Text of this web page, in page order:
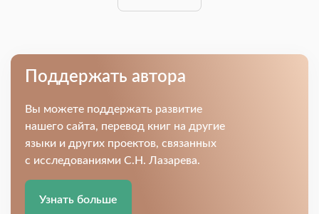
Поддержать автора
Вы можете поддержать развитие
нашего сайта, перевод книг на другие
языки и других проектов, связанных
с исследованиями С.Н. Лазарева.
Узнать больше